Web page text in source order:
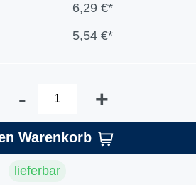
6,29 €*
5,54 €*
- +
Warenkorb
lieferbar